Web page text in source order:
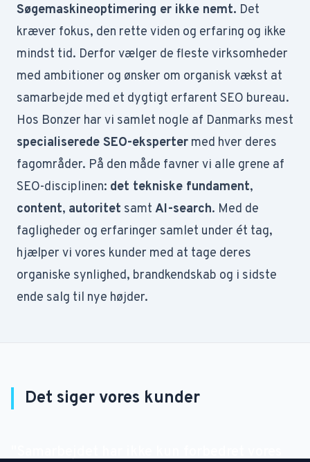
Søgemaskineoptimering er ikke nemt. Det
kræver fokus, den rette viden og erfaring og ikke
mindst tid. Derfor vælger de fleste virksomheder
med ambitioner og ønsker om organisk vækst at
samarbejde med et dygtigt erfarent SEO bureau.
Hos Bonzer har vi samlet nogle af Danmarks mest
specialiserede SEO-eksperter med hver deres
fagområder. På den måde favner vi alle grene af
SEO-disciplinen: det tekniske fundament,
content, autoritet samt AI-search. Med de
fagligheder og erfaringer samlet under ét tag,
hjælper vi vores kunder med at tage deres
organiske synlighed, brandkendskab og i sidste
ende salg til nye højder.
Det siger vores kunder
Grant Thornton